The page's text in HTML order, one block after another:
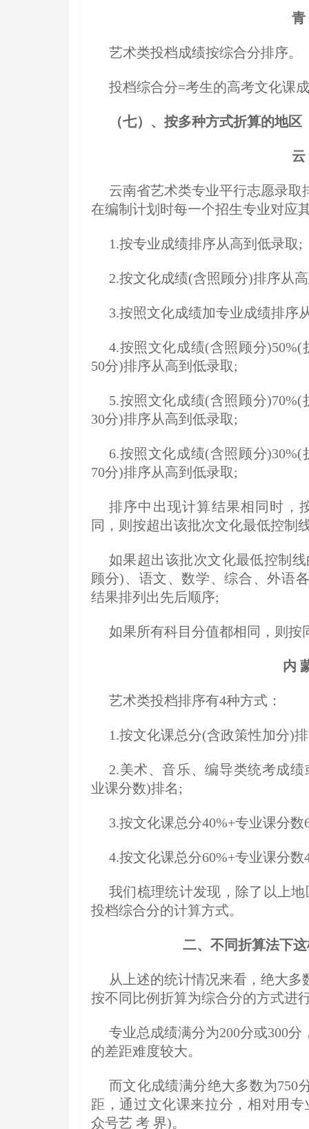
青
艺术类投档成绩按综合分排序。
投档综合分=考生的高考文化课
（七）、按多种方式折算的地区
云
云南省艺术类专业平行志愿录
在编制计划时每一个招生专业对应
1.按专业成绩排序从高到低录取;
2.按文化成绩(含照顾分)排序从
3.按照文化成绩加专业成绩排序
4.按照文化成绩(含照顾分
50分)排序从高到低录取;
5.按照文化成绩(含照顾分
30分)排序从高到低录取;
6.按照文化成绩(含照顾分
70分)排序从高到低录取;
排序中出现计算结果相同时，
同，则按超出该批次文化最低控制
如果超出该批次文化最低控制
顾分)、语文、数学、综合、外语
结果排列出先后顺序;
如果所有科目分值都相同，则按
内
艺术类投档排序有4种方式：
1.按文化课总分(含政策性加分)
2.美术、音乐、编导类统考成
业课分数)排名;
3.按文化课总分40%+专业课分数
4.按文化课总分60%+专业课分数
我们梳理统计发现，除了以上
投档综合分的计算方式。
二、 不同折算法下
从上述的统计情况来看，绝大
按不同比例折算为综合分的方式进
专业总成绩满分为200分或300
的差距难度较大。
而文化成绩满分绝大多数为750
距，通过文化课来拉分，相对用
众号艺 考 界)。